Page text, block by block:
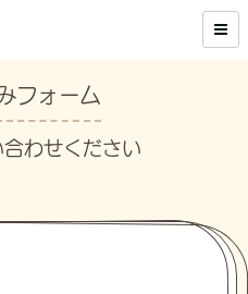
フォーム
わせください